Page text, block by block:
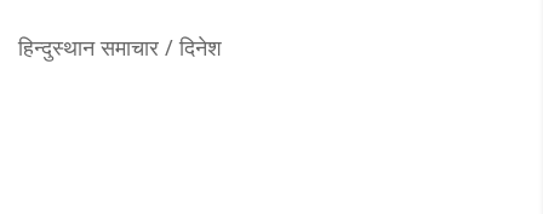
हिन्दुस्थान समाचार / दिनेश